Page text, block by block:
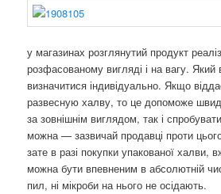
у магазинах розглянутий продукт
розфасованому вигляді і на вагу. Який
визначитися індивідуально. Якщо
развесную халву, то це допоможе
за зовнішнім виглядом, так і
можна — зазвичай продавці проти
зате в разі покупки упакованої халви,
можна бути впевненим в абсолютній
пил, ні мікроби на нього не осідають.